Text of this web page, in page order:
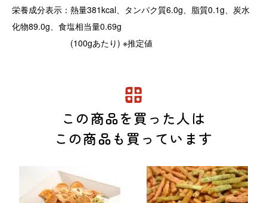
栄養成分表示：熱量381kcal、タンパク質6.0g、脂質0.1g、炭水
化物89.0g、食塩相当量0.69g
(100gあたり) ※推定値
この商品を買った人は
この商品も買っています